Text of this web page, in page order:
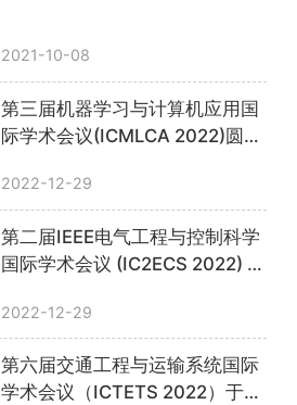
2021-10-08
第三届机器学习与计算机应用国
际学术会议(ICMLCA 2022)圆满
2022-12-29
第二届IEEE电气工程与控制科学
国际学术会议 (IC2ECS 2022) 顺
2022-12-29
第六届交通工程与运输系统国际
学术会议（ICTETS 2022）于线